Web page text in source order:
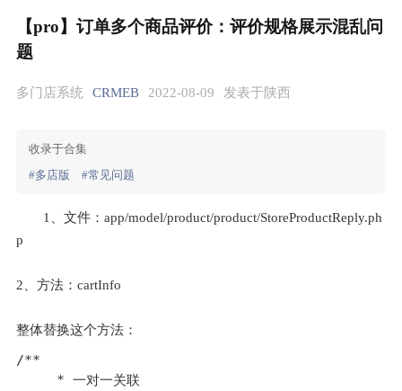
【pro】订单多个商品评价：评价规格展示混乱问
题
多门店系统 CRMEB 2022-08-09 发表于陕西
收录于合集
#多店版
#常见问题
1、文件：app/model/product/product/StoreProductReply.ph
p
2、方法：cartInfo
整体替换这个方法：
/**
     * 一对一关联